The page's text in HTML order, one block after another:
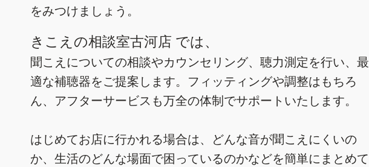
をみつけましょう。
きこえの相談室古河店 では、
聞こえについての相談やカウンセリング、聴力測定を行い、最
適な補聴器をご提案します。フィッティングや調整はもちろ
ん、アフターサービスも万全の体制でサポートいたします。
はじめてお店に行かれる場合は、どんな音が聞こえにくいの
か、生活のどんな場面で困っているのかなどを簡単にまとめて